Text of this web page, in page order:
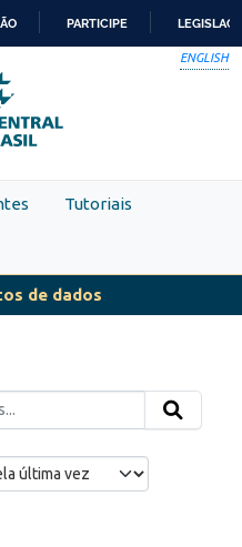
PARTICIPE
ENGLISH
Tutoriais
de dados